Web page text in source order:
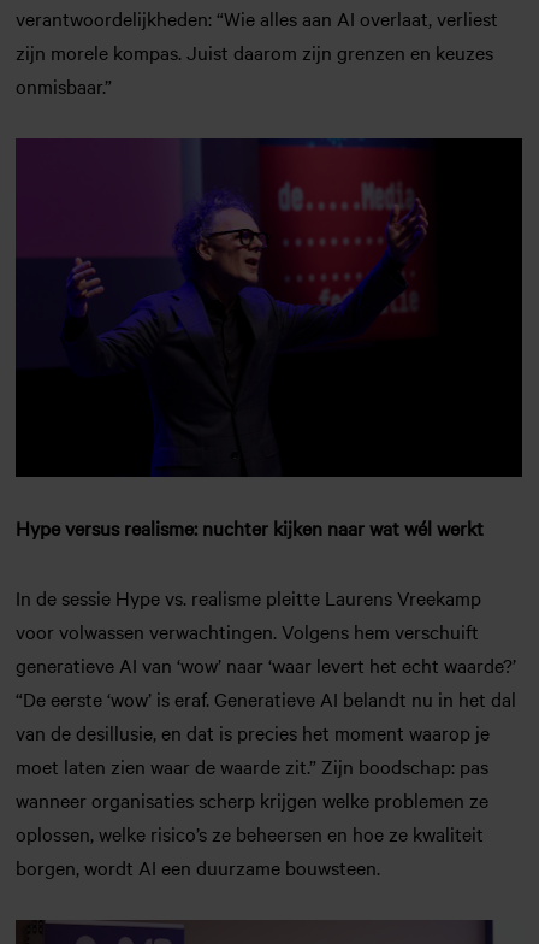
verantwoordelijkheden: “Wie alles aan AI overlaat, verliest
zijn morele kompas. Juist daarom zijn grenzen en keuzes
onmisbaar.”
Hype versus realisme: nuchter kijken naar wat wél werkt
In de sessie Hype vs. realisme pleitte Laurens Vreekamp
voor volwassen verwachtingen. Volgens hem verschuift
generatieve AI van ‘wow’ naar ‘waar levert het echt waarde?’
“De eerste ‘wow’ is eraf. Generatieve AI belandt nu in het dal
van de desillusie, en dat is precies het moment waarop je
moet laten zien waar de waarde zit.” Zijn boodschap: pas
wanneer organisaties scherp krijgen welke problemen ze
oplossen, welke risico’s ze beheersen en hoe ze kwaliteit
borgen, wordt AI een duurzame bouwsteen.